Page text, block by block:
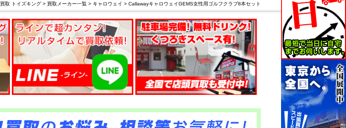
取 トイズキング > 買取メーカー一覧 > キャロウェイ > CallawayキャロウェイGEMS女性用ゴルフクラブ8本セット